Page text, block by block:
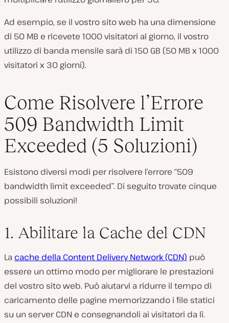
Ad esempio, se il vostro sito web ha una dimensione
di 50 MB e ricevete 1000 visitatori al giorno, il vostro
utilizzo di banda mensile sarà di 150 GB (50 MB x 1000
visitatori x 30 giorni).
Come Risolvere l’Errore
509 Bandwidth Limit
Exceeded (5 Soluzioni)
Esistono diversi modi per risolvere l’errore “509
bandwidth limit exceeded”. Di seguito trovate cinque
possibili soluzioni!
1. Abilitare la Cache del CDN
La cache della Content Delivery Network (CDN) può
essere un ottimo modo per migliorare le prestazioni
del vostro sito web. Può aiutarvi a ridurre il tempo di
caricamento delle pagine memorizzando i file statici
su un server CDN e consegnandoli ai visitatori da lì.